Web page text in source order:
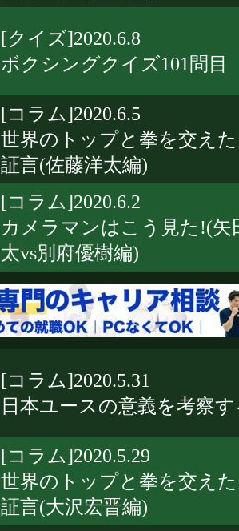
[クイズ]2020.6.8
ボクシングクイズ101問目
[コラム]2020.6.5
世界のトップと拳を交え
証言(佐藤洋太編)
[コラム]2020.6.2
カメラマンはこう見た!(矢
太vs別府優樹編)
[コラム]2020.5.31
日本ユースの意義を考察
[コラム]2020.5.29
世界のトップと拳を交え
証言(大沢宏晋編)